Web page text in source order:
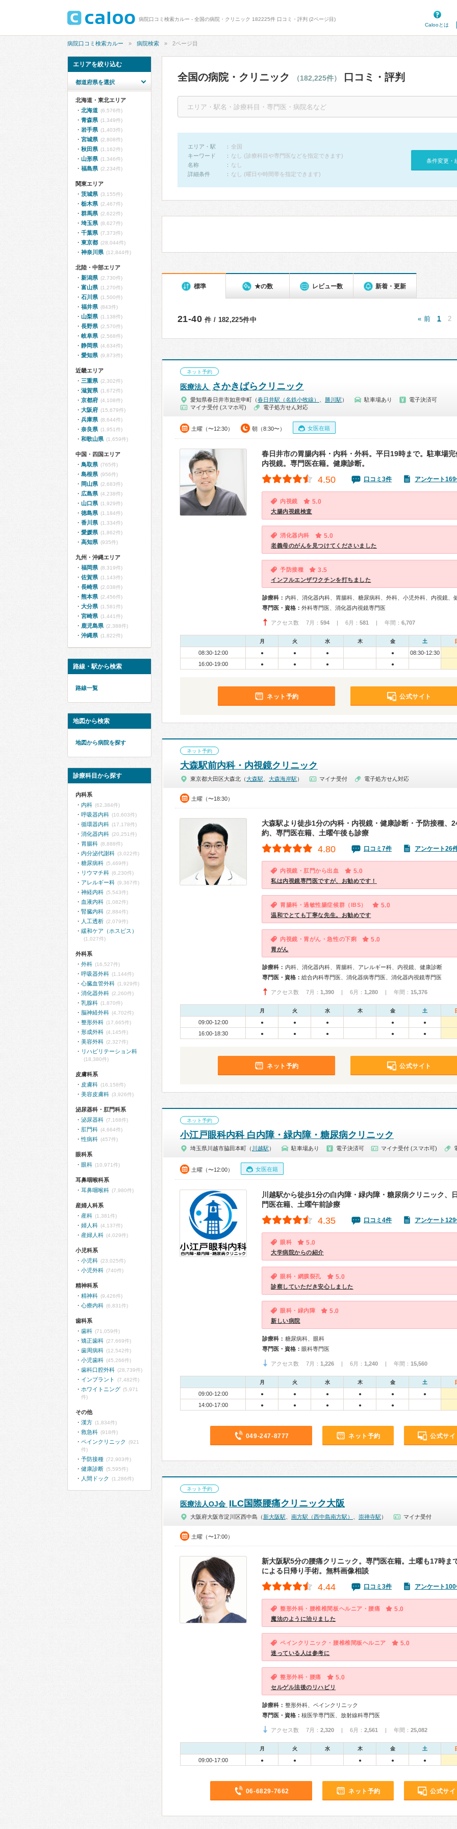
病院口コミ検索カルー - 全国の病院・クリニック 182225件 口コミ・評判 (2ページ目)
Calooとは
病院口コミ検索カルー 病院検索 2ページ目
全国の病院・クリニック （182,225件） 口コミ・評判
エリア・駅
全国
キーワード
なし (診療科目や専門医などを指定できます)
名称
なし
詳細条件
なし (曜日や時間帯を指定できます)
条件変更・
標準 ★の数 レビュー数 新着・更新
21-40 件 / 182,225件中 « 前 1 2
ネット予約
医療法人 さかきばらクリニック
愛知県春日井市如意申町（春日井駅（名鉄小牧線） 勝川駅 ） 駐車場あり
電子決済可
マイナ受付 (スマホ可)
電子処方せん対応
土曜（〜12:30） 朝（8:30〜） 女医在籍
春日井市の胃腸内科・内科・外科。平日19時まで。駐車場
内視鏡。専門医在籍。健康診断。
4.50 口コミ3件 アンケート
内視鏡 5.0
大腸内視鏡検査
消化器内科 5.0
老義母のがんを見つけてくださいました
予防接種 3.5
インフルエンザワクチンを打ちました
診療科： 内科、消化器内科、胃腸科、糖尿病科、外科、小児外科、内視鏡、
専門医・資格： 外科専門医、消化器内視鏡専門医
アクセス数 7月： 594 | 6月： 581 | 年間： 6,707
月 火 水 木 金 土
08:30-12:00 ● ● ● ●
08:30-12:30
16:00-19:00
● ● ● ●
ネット予約 公式サイト
ネット予約
大森駅前内科・内視鏡クリニック
東京都大田区大森北（大森駅 大森海岸駅 ） マイナ受付 電子処方せん対応
土曜（〜18:30）
大森駅より徒歩1分の内科・内視鏡・健康診断・予防接種、
約、専門医在籍、土曜午後も診療
4.80 口コミ7件 アンケート26
内視鏡・肛門から出血 5.0
私は内視鏡専門医ですが、お勧めです！
胃腸科・過敏性腸症候群（IBS） 5.0
温和でとても丁寧な先生。お勧めです
内視鏡・胃がん・急性の下痢 5.0
胃がん
診療科： 内科、消化器内科、胃腸科、アレルギー科、内視鏡、健康診断
専門医・資格： 総合内科専門医、消化器病専門医、消化器内視鏡専門医
アクセス数 7月： 1,390 | 6月： 1,280 | 年間： 15,376
月 火 水 木 金 土
09:00-12:00 ● ● ● ● ●
16:00-18:30 ● ● ● ● ●
ネット予約 公式サイト
ネット予約
小江戸眼科内科 白内障・緑内障・糖尿病クリニック
埼玉県川越市脇田本町（ 川越駅 ） 駐車場あり 電子決済可 マイナ受付 (スマホ可)
土曜（〜12:00） 女医在籍
川越駅から徒歩1分の白内障・緑内障・糖尿病クリニック、
門医在籍、土曜午前診療
4.35 口コミ4件 アンケート
眼科 5.0
大学病院からの紹介
眼科・網膜裂孔 5.0
診察していただき安心しました
眼科・緑内障 5.0
新しい病院
診療科： 糖尿病科、眼科
専門医・資格： 眼科専門医
アクセス数 7月： 1,226 | 6月： 1,240 | 年間： 15,560
月 火 水 木 金 土
09:00-12:00 ● ● ● ● ● ●
14:00-17:00 ● ● ● ● ●
049-247-8777 ネット予約 公式サイ
ネット予約
医療法人OJ会 ILC国際腰痛クリニック大阪
大阪府大阪市淀川区西中島（ 新大阪駅 南方駅（西中島南方駅） 崇禅寺駅 ） マイナ受付
土曜（〜17:00）
新大阪駅5分の腰痛クリニック。専門医在籍。土曜も17時ま
による日帰り手術。無料画像相談
4.44 口コミ3件 アンケート
整形外科・腰椎椎間板ヘルニア・腰痛 5.0
魔法のように治りました
ペインクリニック・腰椎椎間板ヘルニア 5.0
迷っている人は参考に
整形外科・腰痛 5.0
セルゲル法後のリハビリ
診療科： 整形外科、ペインクリニック
専門医・資格： 核医学専門医、放射線科専門医
アクセス数 7月： 2,320 | 6月： 2,561 | 年間： 25,082
月 火 水 木 金 土
09:00-17:00 ● ● ● ● ●
06-6829-7662 ネット予約 公式サイ
エリアを絞り込む
都道府県を選択
北海道・東北エリア
北海道 (6,576件)
青森県 (1,349件)
岩手県 (1,403件)
宮城県 (2,808件)
秋田県 (1,162件)
山形県 (1,346件)
福島県 (2,234件)
関東エリア
茨城県 (3,155件)
栃木県 (2,467件)
群馬県 (2,622件)
埼玉県 (8,627件)
千葉県 (7,373件)
東京都 (28,044件)
神奈川県 (12,844件)
北陸・中部エリア
新潟県 (2,730件)
富山県 (1,270件)
石川県 (1,500件)
福井県 (843件)
山梨県 (1,138件)
長野県 (2,570件)
岐阜県 (2,568件)
静岡県 (4,634件)
愛知県 (9,873件)
近畿エリア
三重県 (2,302件)
滋賀県 (1,672件)
京都府 (4,108件)
大阪府 (15,679件)
兵庫県 (8,644件)
奈良県 (1,951件)
和歌山県 (1,659件)
中国・四国エリア
鳥取県 (765件)
島根県 (956件)
岡山県 (2,683件)
広島県 (4,238件)
山口県 (1,929件)
徳島県 (1,184件)
香川県 (1,334件)
愛媛県 (1,862件)
高知県 (935件)
九州・沖縄エリア
福岡県 (8,319件)
佐賀県 (1,143件)
長崎県 (2,038件)
熊本県 (2,456件)
大分県 (1,581件)
宮崎県 (1,441件)
鹿児島県 (2,388件)
沖縄県 (1,822件)
路線・駅から検索
路線一覧
地図から検索
地図から病院を探す
診療科目から探す
内科系
内科 (62,384件)
呼吸器内科 (10,603件)
循環器内科 (17,178件)
消化器内科 (20,251件)
胃腸科 (8,888件)
内分泌代謝科 (3,022件)
糖尿病科 (5,469件)
リウマチ科 (6,230件)
アレルギー科 (9,367件)
神経内科 (5,543件)
血液内科 (1,082件)
腎臓内科 (2,884件)
人工透析 (2,079件)
緩和ケア（ホスピス）
(1,027件)
外科系
外科 (16,527件)
呼吸器外科 (1,144件)
心臓血管外科 (1,929件)
消化器外科 (2,260件)
乳腺科 (1,870件)
脳神経外科 (4,702件)
整形外科 (17,665件)
形成外科 (4,145件)
美容外科 (2,327件)
リハビリテーション科
(18,380件)
皮膚科系
皮膚科 (16,158件)
美容皮膚科 (3,926件)
泌尿器科・肛門科系
泌尿器科 (7,168件)
肛門科 (4,664件)
性病科 (457件)
眼科系
眼科 (10,971件)
耳鼻咽喉科系
耳鼻咽喉科 (7,980件)
産婦人科系
産科 (1,381件)
婦人科 (4,137件)
産婦人科 (4,029件)
小児科系
小児科 (23,025件)
小児外科 (740件)
精神科系
精神科 (9,426件)
心療内科 (6,831件)
歯科系
歯科 (71,059件)
矯正歯科 (27,669件)
歯周病科 (12,542件)
小児歯科 (45,266件)
歯科口腔外科 (28,739件)
インプラント (7,482件)
ホワイトニング (5,971
件)
その他
漢方 (1,834件)
救急科 (918件)
ペインクリニック
(921
件)
予防接種 (72,903件)
健康診断 (5,595件)
人間ドック (1,286件)